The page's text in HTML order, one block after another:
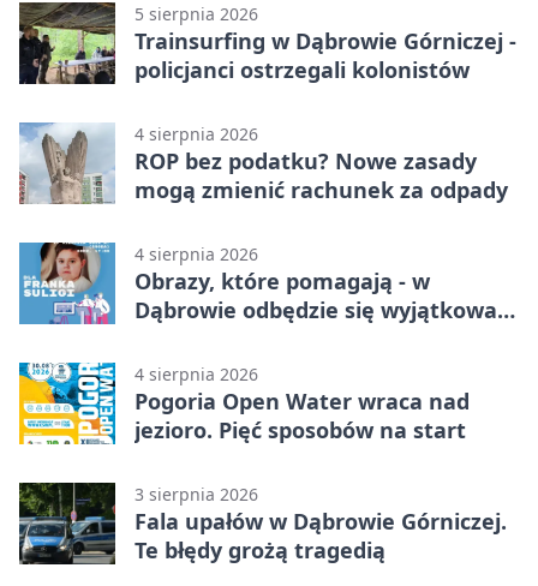
5 sierpnia 2026
Trainsurfing w Dąbrowie Górniczej -
policjanci ostrzegali kolonistów
4 sierpnia 2026
ROP bez podatku? Nowe zasady
mogą zmienić rachunek za odpady
4 sierpnia 2026
Obrazy, które pomagają - w
Dąbrowie odbędzie się wyjątkowa
4 sierpnia 2026
Pogoria Open Water wraca nad
jezioro. Pięć sposobów na start
3 sierpnia 2026
Fala upałów w Dąbrowie Górniczej.
Te błędy grożą tragedią